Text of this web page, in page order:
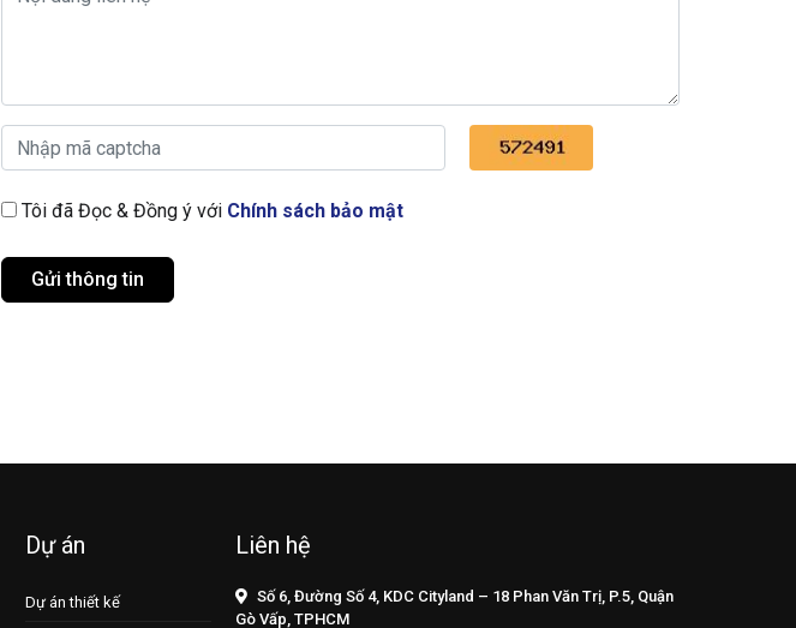
Vui lòng nhập captcha Captcha code
Tôi đã Đọc & Đồng ý với Chính sách bảo mật
Gửi thông tin
Dự án
Dự án thiết kế
Liên hệ
Số 6, Đường Số 4, KDC Cityland – 18 Phan Văn Trị, P.5, Quận
Gò Vấp, TPHCM